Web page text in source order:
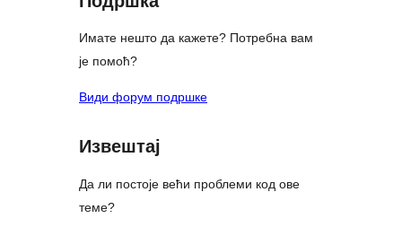
Имате нешто да кажете? Потребна вам
је помоћ?
Види форум подршке
Извештај
Да ли постоје већи проблеми код ове
теме?